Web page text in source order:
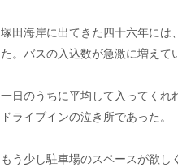
塚田海岸に出てきた四十六年には
た。バスの入込数が急激に増えて
一日のうちに平均して入ってくれ
ドライブインの泣き所であった。
もう少し駐車場のスペースが欲